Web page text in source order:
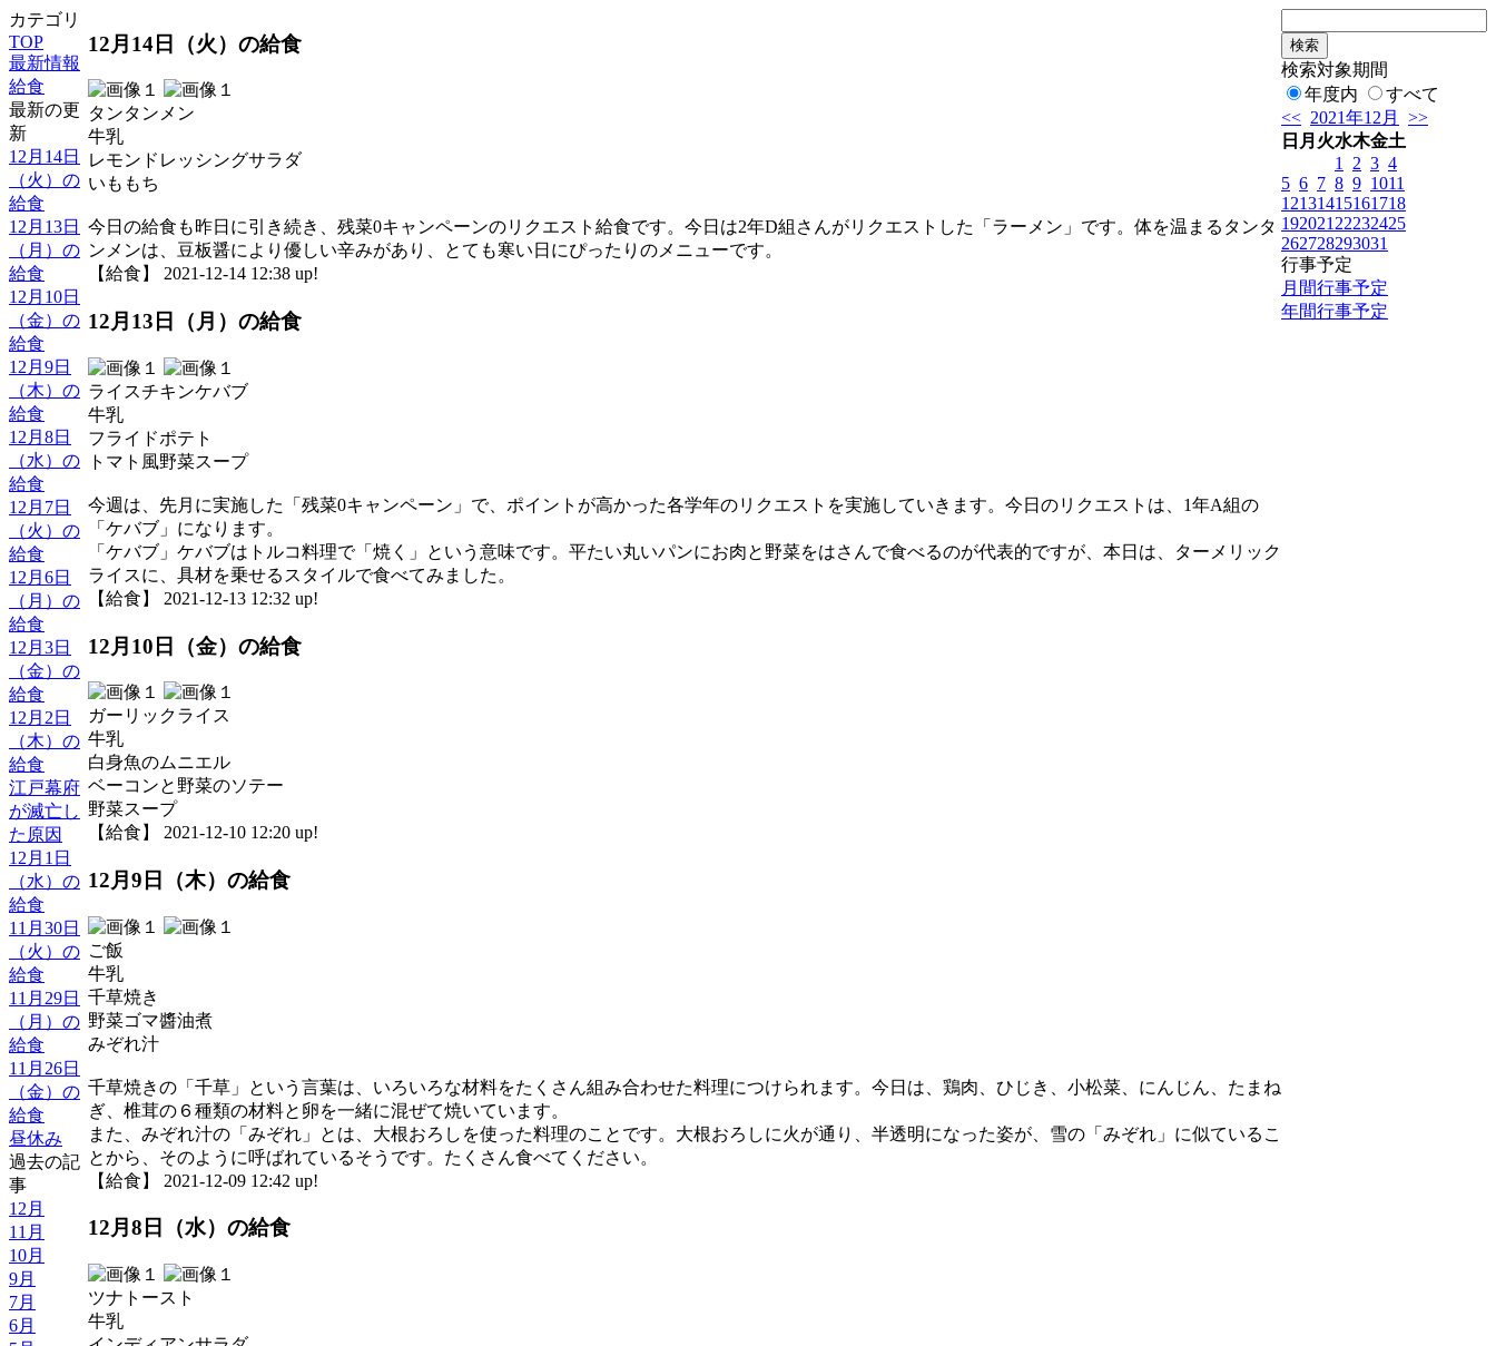
カテゴリ
TOP
最新情報
給食
最新の更
新
12月14日
（火）の
給食
12月13日
（月）の
給食
12月10日
（金）の
給食
12月9日
（木）の
給食
12月8日
（水）の
給食
12月7日
（火）の
給食
12月6日
（月）の
給食
12月3日
（金）の
給食
12月2日
（木）の
給食
江戸幕府
が滅亡し
た原因
12月1日
（水）の
給食
11月30日
（火）の
給食
11月29日
（月）の
給食
11月26日
（金）の
給食
昼休み
過去の記
事
12月
11月
10月
9月
7月
6月
12月14日（火）の給食
タンタンメン
牛乳
レモンドレッシングサラダ
いももち
今日の給食も昨日に引き続き、残菜0キャンペーンのリクエスト給食です。今日は2年D組さんがリクエストした「ラーメン」です。体を温まるタンタ
ンメンは、豆板醤により優しい辛みがあり、とても寒い日にぴったりのメニューです。
【給食】 2021-12-14 12:38 up!
12月13日（月）の給食
ライスチキンケバブ
牛乳
フライドポテト
トマト風野菜スープ
今週は、先月に実施した「残菜0キャンペーン」で、ポイントが高かった各学年のリクエストを実施していきます。今日のリクエストは、1年A組の
「ケバブ」になります。
「ケバブ」ケバブはトルコ料理で「焼く」という意味です。平たい丸いパンにお肉と野菜をはさんで食べるのが代表的ですが、本日は、ターメリック
ライスに、具材を乗せるスタイルで食べてみました。
【給食】 2021-12-13 12:32 up!
12月10日（金）の給食
ガーリックライス
牛乳
白身魚のムニエル
ベーコンと野菜のソテー
野菜スープ
【給食】 2021-12-10 12:20 up!
12月9日（木）の給食
ご飯
牛乳
千草焼き
野菜ゴマ醬油煮
みぞれ汁
千草焼きの「千草」という言葉は、いろいろな材料をたくさん組み合わせた料理につけられます。今日は、鶏肉、ひじき、小松菜、にんじん、たまね
ぎ、椎茸の６種類の材料と卵を一緒に混ぜて焼いています。
また、みぞれ汁の「みぞれ」とは、大根おろしを使った料理のことです。大根おろしに火が通り、半透明になった姿が、雪の「みぞれ」に似ているこ
とから、そのように呼ばれているそうです。たくさん食べてください。
【給食】 2021-12-09 12:42 up!
12月8日（水）の給食
ツナトースト
牛乳
検索対象期間
年度内
すべて
<< 2021年12月
>>
日 月 火水木金土
1
2 3 4
5 6 7 8 9 1011
12131415161718
192021 22232425
262728293031
行事予定
月間行事予定
年間行事予定